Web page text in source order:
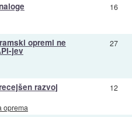
16
opremi ne
jev
27
razvoj
oprema
12